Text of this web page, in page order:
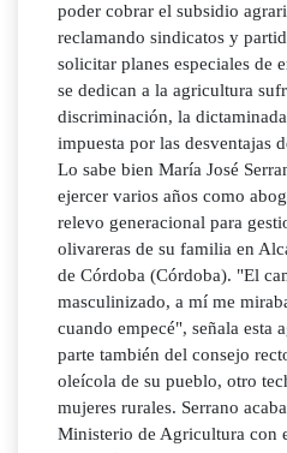
poder cobrar el subsidio
reclamando sindicatos y
solicitar planes especiales de
se dedican a la agricultura
discriminación, la
impuesta por las desventajas
Lo sabe bien María José
ejercer varios años como
relevo generacional para
olivareras de su familia en
de Córdoba (Córdoba). "El
masculinizado, a mí me
cuando empecé", señala esta
parte también del consejo
oleícola de su pueblo, otro
mujeres rurales. Serrano
Ministerio de Agricultura con